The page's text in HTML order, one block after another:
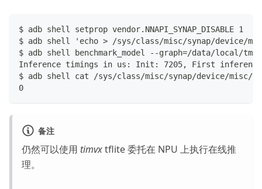
$ adb shell setprop vendor.NNAPI_SYNAP_DISABLE 1
$ adb shell 'echo > /sys/class/misc/synap/device/
$ adb shell benchmark_model --graph=/data/local/
Inference timings in us: Init: 7205, First inference:
$ adb shell cat /sys/class/misc/synap/device/misc/
0
备注
仍然可以使用 timvxtflite 委托在 NPU 上执行在线推
理。